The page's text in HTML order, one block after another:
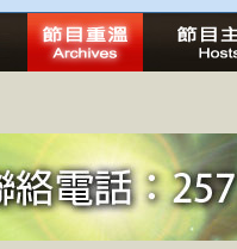
全民學卷制